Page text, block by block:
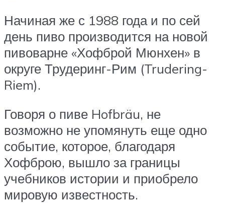
Начиная же с 1988 года и по сей
день пиво производится на новой
пивоварне «Хофброй Мюнхен» в
округе Трудеринг-Рим (Trudering-
Riem).
Говоря о пиве Hofbräu, не
возможно не упомянуть еще одно
событие, которое, благодаря
Хофброю, вышло за границы
учебников истории и приобрело
мировую известность.